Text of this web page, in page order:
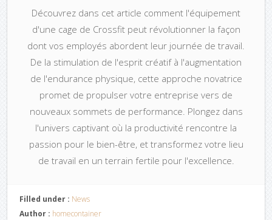
Découvrez dans cet article comment l'équipement
d'une cage de Crossfit peut révolutionner la façon
dont vos employés abordent leur journée de travail.
De la stimulation de l'esprit créatif à l'augmentation
de l'endurance physique, cette approche novatrice
promet de propulser votre entreprise vers de
nouveaux sommets de performance. Plongez dans
l'univers captivant où la productivité rencontre la
passion pour le bien-être, et transformez votre lieu
de travail en un terrain fertile pour l'excellence.
Filled under : News
Author : homecontainer